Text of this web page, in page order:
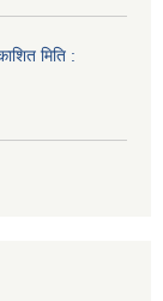
मिति :